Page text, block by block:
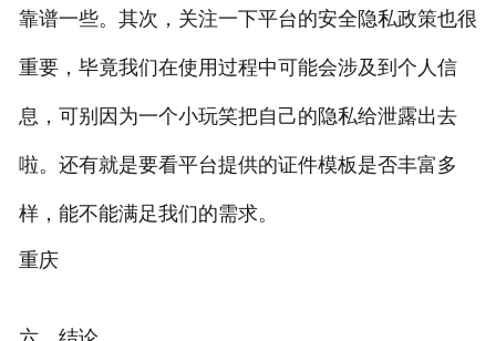
靠谱一些。其次，关注一下平台的安全隐私政策也很
重要，毕竟我们在使用过程中可能会涉及到个人信
息，可别因为一个小玩笑把自己的隐私给泄露出去
啦。还有就是要看平台提供的证件模板是否丰富多
样，能不能满足我们的需求。
重庆